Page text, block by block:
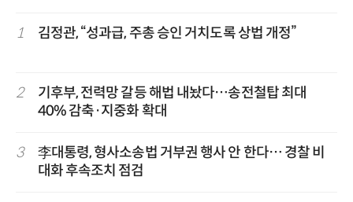
1 김정관, “성과급, 주총 승인 거치도록 상법 개정”
2
기후부, 전력망 갈등 해법 내놨다…송전철탑 최대
40% 감축·지중화 확대
3
李대통령, 형사소송법 거부권 행사 안 한다… 경찰 비
대화 후속조치 점검